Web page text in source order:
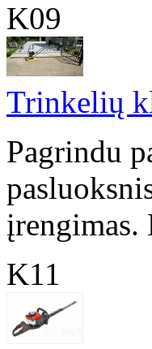
K09
Trinkelių
Pagrindu
įrengimas.
K11